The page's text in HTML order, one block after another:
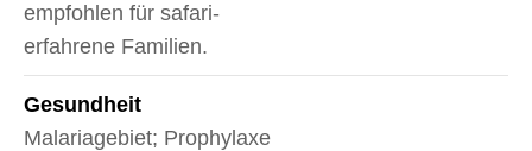
empfohlen für safari-
erfahrene Familien.
Gesundheit
Malariagebiet; Prophylaxe